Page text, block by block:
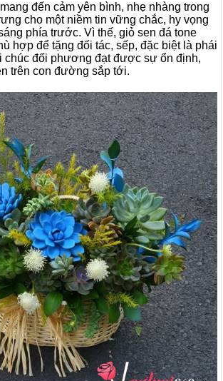
đến cảm yên bình, nhẹ nhàng trong
cho một niềm tin vững chắc, hy vọng
phía trước. Vì thế, giỏ sen đá tone
hợp để tặng đối tác, sếp, đặc biệt là phái
chúc đối phương đạt được sự ổn định,
trên con đường sắp tới.